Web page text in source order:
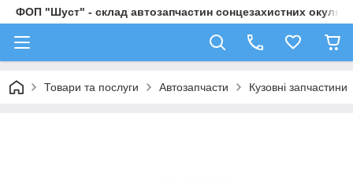
ФОП "Шуст" - склад автозапчастин сонцезахистних
Товари та послуги Автозапчасти Кузовні запчастини